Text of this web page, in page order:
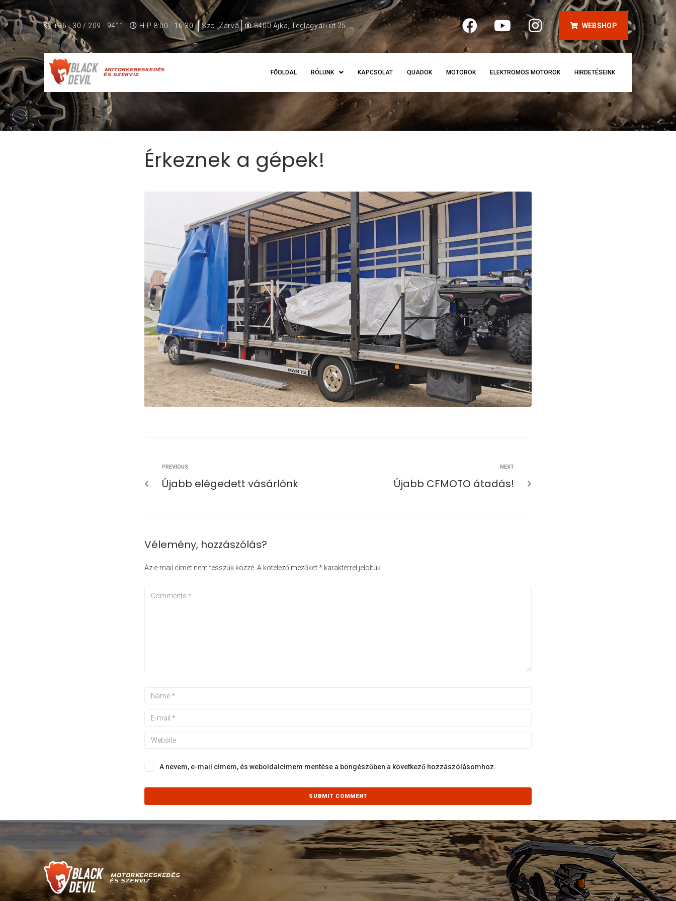
+36 - 30 / 209 - 9411 H-P 8:00 - 16:30 Szo: Zárva 8400 Ajka, Téglagyári út 25. WEBSHOP
FŐOLDAL RÓLUNK KAPCSOLAT QUADOK MOTOROK ELEKTROMOS MOTOROK HIRDETÉSEINK
Érkeznek a gépek!
Érkeznek a gépek!
PREVIOUS
Újabb elégedett vásárlónk
NEXT
Újabb CFMOTO átadás!
Vélemény, hozzászólás?
Az e-mail címet nem tesszük közzé. A kötelező mezőket* karakterrel jelöltük
A nevem, e-mail címem, és weboldalcímem mentése a böngészőben a következő hozzászólásomhoz.